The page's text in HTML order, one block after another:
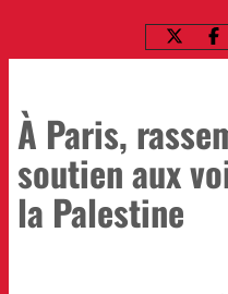
À Paris,
soutien aux
la Palestine